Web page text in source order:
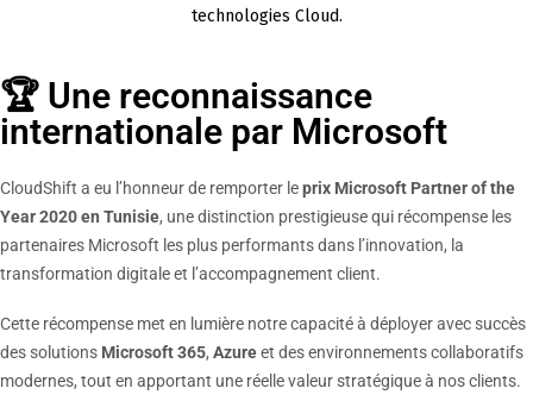
technologies Cloud.
🏆 Une reconnaissance
internationale par Microsoft
CloudShift a eu l’honneur de remporter leprix Microsoft Partner of the
Year 2020 en Tunisie, une distinction prestigieuse qui récompense les
partenaires Microsoft les plus performants dans l’innovation, la
transformation digitale et l’accompagnement client.
Cette récompense met en lumière notre capacité à déployer avec succès
des solutions Microsoft 365, Azureet des environnements collaboratifs
modernes, tout en apportant une réelle valeur stratégique à nos clients.